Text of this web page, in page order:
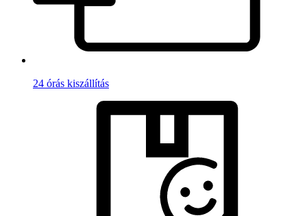
24 órás kiszállítás